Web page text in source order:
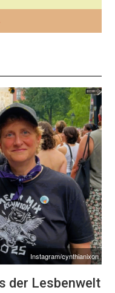
Instagram/cynthianixon
der Lesbenwelt